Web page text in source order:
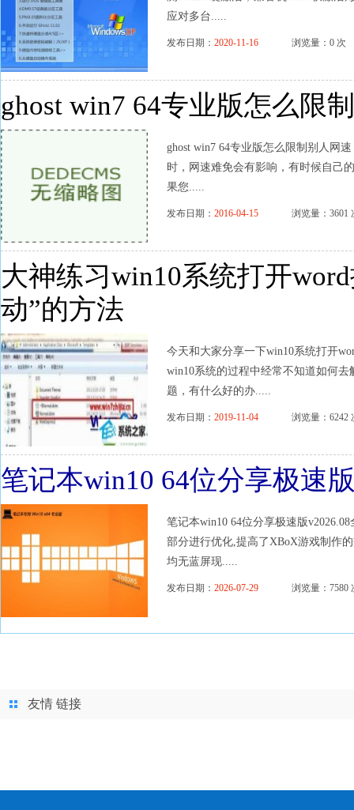
应对多台.....
发布日期： 2020-11-16 浏览量：0 次
ghost win7 64专业版怎么限
ghost win7 64专业版怎么限制别人网
时，网速难免会有影响，有时候自己
果您.....
发布日期： 2016-04-15 浏览量：3601
大神练习win10系统打开
动”的方法
今天和大家分享一下win10系统打开
win10系统的过程中经常不知道如何
题，有什么好的办.....
发布日期： 2019-11-04 浏览量：6242
笔记本win10 64位分享极速
笔记本win10 64位分享极速版
部分进行优化,提高了XBoX游戏制作
均无蓝屏现.....
发布日期： 2026-07-29 浏览量：7580
友情 链接